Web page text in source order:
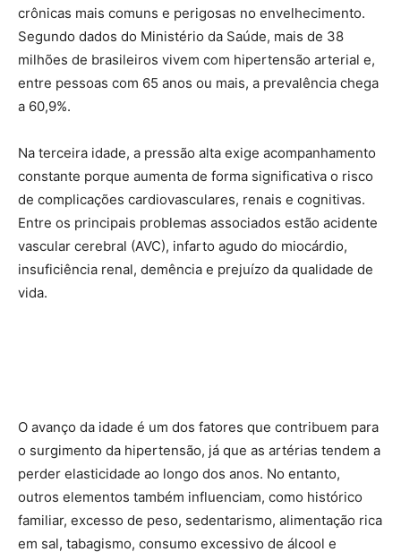
crônicas mais comuns e perigosas no envelhecimento.
Segundo dados do Ministério da Saúde, mais de 38
milhões de brasileiros vivem com hipertensão arterial e,
entre pessoas com 65 anos ou mais, a prevalência chega
a 60,9%.
Na terceira idade, a pressão alta exige acompanhamento
constante porque aumenta de forma significativa o risco
de complicações cardiovasculares, renais e cognitivas.
Entre os principais problemas associados estão acidente
vascular cerebral (AVC), infarto agudo do miocárdio,
insuficiência renal, demência e prejuízo da qualidade de
vida.
O avanço da idade é um dos fatores que contribuem para
o surgimento da hipertensão, já que as artérias tendem a
perder elasticidade ao longo dos anos. No entanto,
outros elementos também influenciam, como histórico
familiar, excesso de peso, sedentarismo, alimentação rica
em sal, tabagismo, consumo excessivo de álcool e